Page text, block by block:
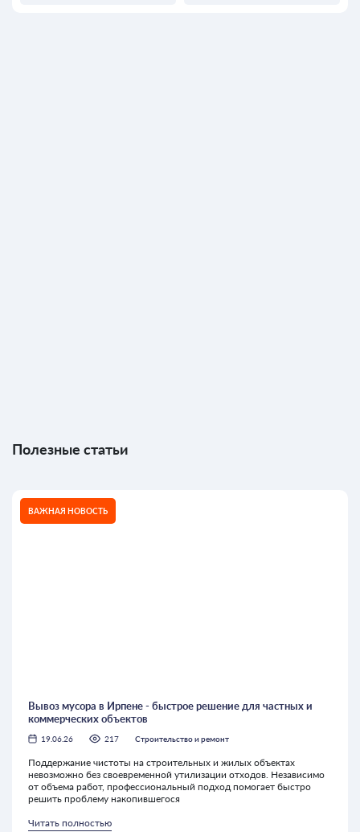
Полезные статьи
ВАЖНАЯ НОВОСТЬ
Вывоз мусора в Ирпене - быстрое решение для частных и
коммерческих объектов
19.06.26 217 Строительство и ремонт
Поддержание чистоты на строительных и жилых объектах
невозможно без своевременной утилизации отходов. Независимо
от объема работ, профессиональный подход помогает быстро
решить проблему накопившегося
Читать полностью